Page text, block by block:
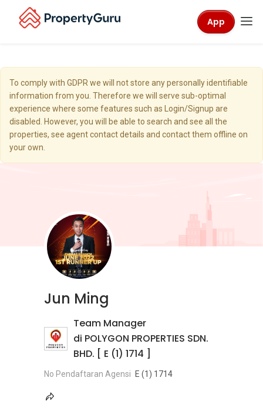
App
To comply with GDPR we will not store any personally identifiable
information from you. Therefore we will serve sub-optimal
experience where some features such as Login/Signup are
disabled. However, you will be able to search and see all the
properties, see agent contact details and contact them offline on
your own.
Jun Ming
Team Manager
di POLYGON PROPERTIES SDN.
BHD. [ E (1) 1714 ]
No Pendaftaran Agensi E (1) 1714